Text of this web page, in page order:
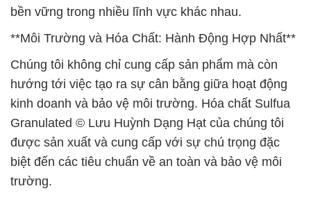
bền vững trong nhiều lĩnh vực khác nhau.
**Môi Trường và Hóa Chất: Hành Động Hợp Nhất**
Chúng tôi không chỉ cung cấp sản phẩm mà còn
hướng tới việc tạo ra sự cân bằng giữa hoạt động
kinh doanh và bảo vệ môi trường. Hóa chất Sulfua
Granulated © Lưu Huỳnh Dạng Hạt của chúng tôi
được sản xuất và cung cấp với sự chú trọng đặc
biệt đến các tiêu chuẩn về an toàn và bảo vệ môi
trường.